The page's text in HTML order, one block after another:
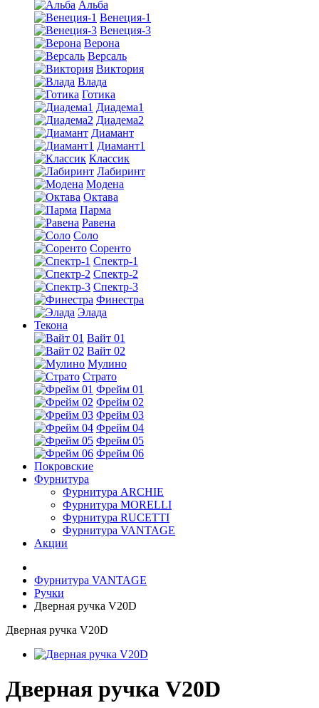
Альба
Венеция-1
Венеция-3
Верона
Версаль
Виктория
Влада
Готика
Диадема1
Диадема2
Диамант
Диамант1
Классик
Лабиринт
Модена
Октава
Парма
Равена
Соло
Соренто
Спектр-1
Спектр-2
Спектр-3
Финестра
Элада
Текона
Вайт 01
Вайт 02
Мулино
Страто
Фрейм 01
Фрейм 02
Фрейм 03
Фрейм 04
Фрейм 05
Фрейм 06
Покровские
Фурнитура
Фурнитура ARCHIE
Фурнитура MORELLI
Фурнитура RUCETTI
Фурнитура VANTAGE
Акции
Фурнитура VANTAGE
Ручки
Дверная ручка V20D
Дверная ручка V20D
Дверная ручка V20D